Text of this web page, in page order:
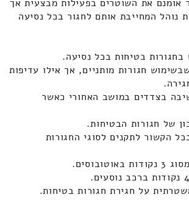
אומנם את השוטרים בפעילות מבצעית אך
נוהל המחייבת אותם לחגור בכל נסיעה
חגורות מותניים, אך אילו עדיפות
בצדדים במושב האחורי כאשר
הקשור לתקנים לסוגי החגורות